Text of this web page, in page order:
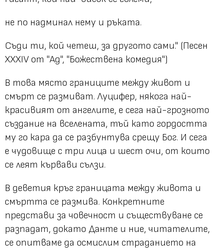
не по надминал нему и ръката.
Съди ти, кой четеш, за другото сами." (Песен
XXXIV от "Ад", "Божествена комедия")
В това място границите между живот и
смърт се размиват. Луцифер, някога най-
красивият от ангелите, е сега най-грозното
създание на вселената, тъй като гордостта
му го кара да се разбунтува срещу Бог. И сега
е чудовище с три лица и шест очи, от които
се леят кървави сълзи.
В деветия кръг границата между живота и
смъртта се размива. Конкретните
представи за човечност и съществуване се
разпадат, докато Данте и ние, читателите,
се опитваме да осмислим страданието на